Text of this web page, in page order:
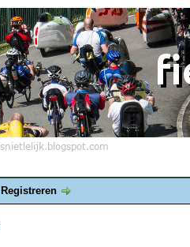
Registreren